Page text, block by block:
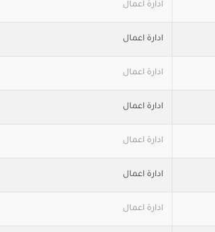
ادارة اعمال
ادارة اعمال
ادارة اعمال
ادارة اعمال
ادارة اعمال
ادارة اعمال
ادارة اعمال